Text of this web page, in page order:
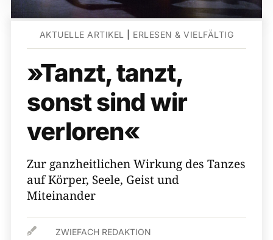
AKTUELLE ARTIKEL ERLESEN & VIELFÄLTIG
»Tanzt, tanzt,
sonst sind wir
verloren«
Zur ganzheitlichen Wirkung des Tanzes
auf Körper, Seele, Geist und
Miteinander
 ZWIEFACH REDAKTION